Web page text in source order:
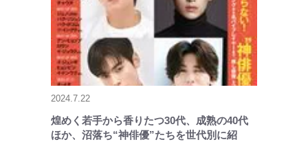
2024.7.22
煌めく若手から香りたつ30代、成熟の40代
ほか、沼落ち“神俳優”たちを世代別に紹